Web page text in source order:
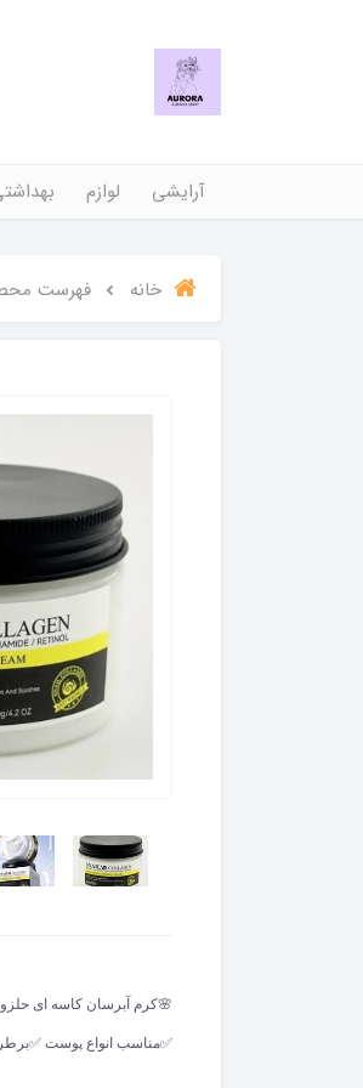
آرایشی لوازم
خانه فهرست
✅️مناسب انواع پوست